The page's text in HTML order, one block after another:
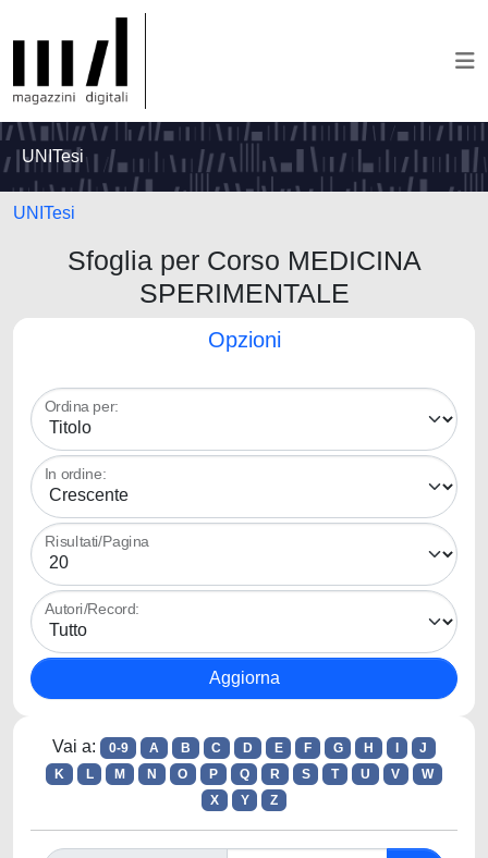
UNITesi
UNITesi
Sfoglia per Corso MEDICINA
SPERIMENTALE
Opzioni
Ordina per:
In ordine:
Risultati/Pagina
Autori/Record:
Vai a: 0-9 A B C D E F G H
J
K
L M N O P Q R S T U V
W
X
Y Z